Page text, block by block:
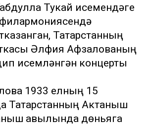
Тукай исемендәге
филармониясендә
Татарстанның
Әлфия Афзалованың
исемләнгән концерты
1933 елның 15
Татарстанның Актаныш
авылында дөньяга